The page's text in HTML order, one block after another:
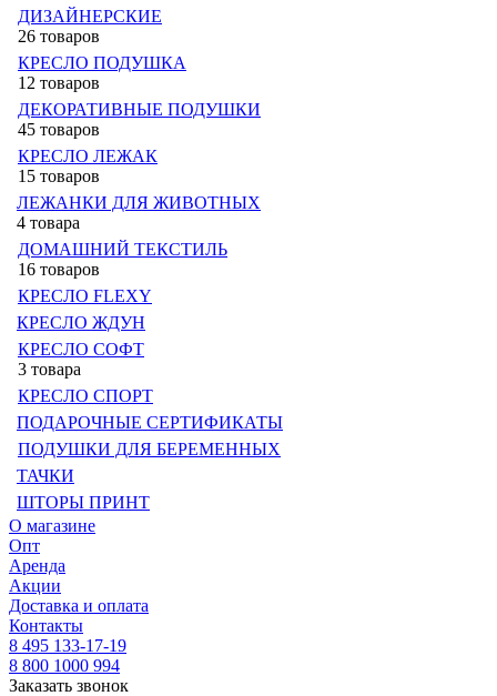
ДИЗАЙНЕРСКИЕ
26 товаров
КРЕСЛО ПОДУШКА
12 товаров
ДЕКОРАТИВНЫЕ ПОДУШКИ
45 товаров
КРЕСЛО ЛЕЖАК
15 товаров
ЛЕЖАНКИ ДЛЯ ЖИВОТНЫХ
4 товара
ДОМАШНИЙ ТЕКСТИЛЬ
16 товаров
КРЕСЛО FLEXY
КРЕСЛО ЖДУН
КРЕСЛО СОФТ
3 товара
КРЕСЛО СПОРТ
ПОДАРОЧНЫЕ СЕРТИФИКАТЫ
ПОДУШКИ ДЛЯ БЕРЕМЕННЫХ
ТАЧКИ
ШТОРЫ ПРИНТ
О магазине
Опт
Аренда
Акции
Доставка и оплата
Контакты
8 495 133-17-19
8 800 1000 994
Заказать звонок